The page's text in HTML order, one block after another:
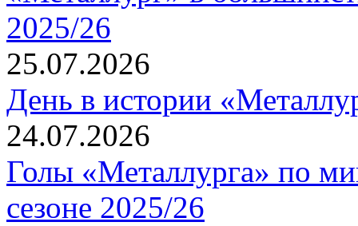
2025/26
25.07.2026
День в истории
24.07.2026
Голы «Металлурга» по
сезоне 2025/26